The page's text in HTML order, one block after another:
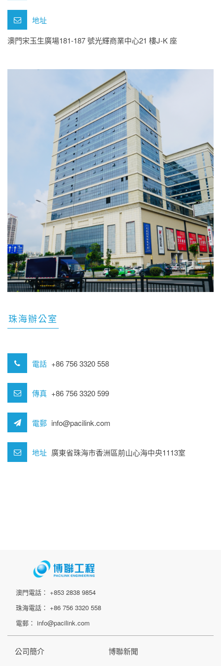
地址
澳門宋玉生廣場181-187 號光輝商業中心21 樓J-K 座
珠海辦公室
電話 +86 756 3320 558
傳真 +86 756 3320 599
電郵 info@pacilink.com
地址 廣東省珠海市香洲區前山心海中央1113室
澳門電話： +853 2838 9854
珠海電話： +86 756 3320 558
電郵： info@pacilink.com
公司簡介 博聯新聞